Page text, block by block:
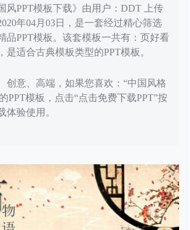
风PPT模板下载》由用户：DDT 上传
年04月03日，是一套经过精心筛选
品PPT模板。该套模板一共有：页好看
是适合古典模板类型的PPT模板。
创意、高端，如果您喜欢：“中国风格
PPT模板，点击“点击免费下载PPT”按
体验使用。